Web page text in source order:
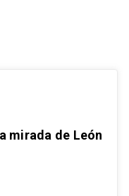
mirada de León